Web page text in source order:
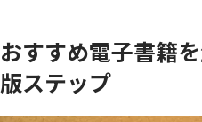
おすすめ電子書籍
版ステップ